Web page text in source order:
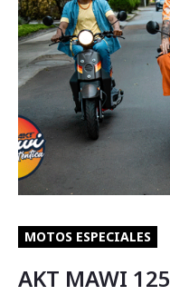
MOTOS ESPECIALES
AKT MAWI 125